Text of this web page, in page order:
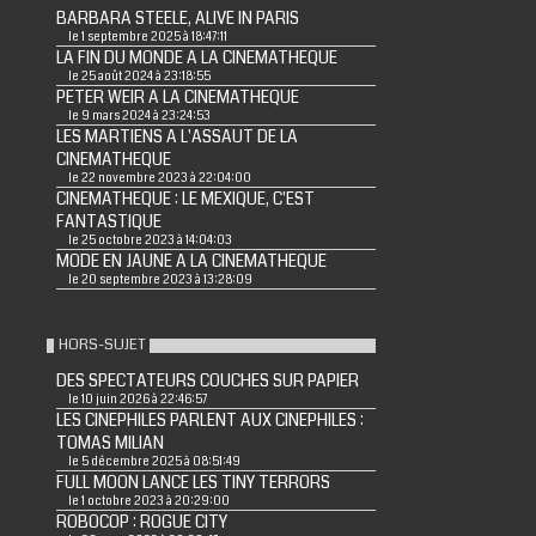
BARBARA STEELE, ALIVE IN PARIS
le 1 septembre 2025 à 18:47:11
LA FIN DU MONDE A LA CINEMATHEQUE
le 25 août 2024 à 23:18:55
PETER WEIR A LA CINEMATHEQUE
le 9 mars 2024 à 23:24:53
LES MARTIENS A L'ASSAUT DE LA
CINEMATHEQUE
le 22 novembre 2023 à 22:04:00
CINEMATHEQUE : LE MEXIQUE, C'EST
FANTASTIQUE
le 25 octobre 2023 à 14:04:03
MODE EN JAUNE A LA CINEMATHEQUE
le 20 septembre 2023 à 13:28:09
HORS-SUJET
DES SPECTATEURS COUCHES SUR PAPIER
le 10 juin 2026 à 22:46:57
LES CINEPHILES PARLENT AUX CINEPHILES :
TOMAS MILIAN
le 5 décembre 2025 à 08:51:49
FULL MOON LANCE LES TINY TERRORS
le 1 octobre 2023 à 20:29:00
ROBOCOP : ROGUE CITY